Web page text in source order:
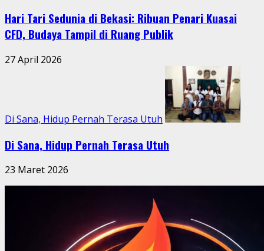
Hari Tari Sedunia di Bekasi: Ribuan Penari Kuasai
CFD, Budaya Tampil di Ruang Publik
27 April 2026
Di Sana, Hidup Pernah Terasa Utuh
Di Sana, Hidup Pernah Terasa Utuh
23 Maret 2026